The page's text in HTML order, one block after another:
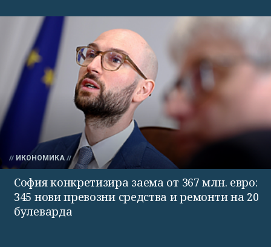
ИКОНОМИКА
София конкретизира заема от 367 млн. евро:
345 нови превозни средства и ремонти на 20
булеварда